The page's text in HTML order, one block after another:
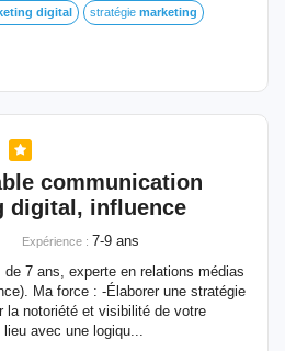
digital stratégie marketing
communication
digital , influence
Expérience : 7-9 ans
7 ans, experte en relations médias
Ma force : -Élaborer une stratégie
la notoriété et visibilité de votre
avec une logiqu...